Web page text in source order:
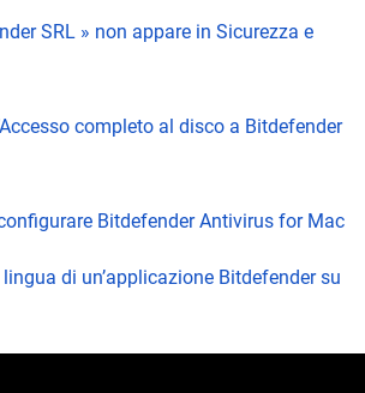
SRL » non appare in Sicurezza e
completo al disco a Bitdefender
Bitdefender Antivirus for Mac
di un’applicazione Bitdefender su